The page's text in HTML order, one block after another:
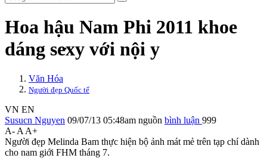
Hoa hậu Nam Phi 2011 khoe
dáng se‌ּxy với nội y
Văn Hóa
Người đẹp Quốc tế
VN EN
Susucn Nguyen 09/07/13 05:48am nguồn bình luận 999
A- A A+
Người đẹp Melinda Bam thực hiện bộ ảnh mát mẻ trên tạp chí dành
cho nam giới FHM tháng 7.